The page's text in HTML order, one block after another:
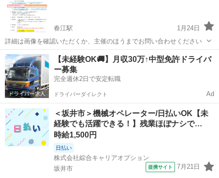
参加費300円 活...
春江駅
1月24日
詳細は画像を確認いただくか、主催のほうまでお問い合わせください
福井 坂井市 春江駅 バドミントン 大会
【未経験OK🚚】月収30万↑中型免許ドライバ
ー募集
完全週休2日で安定転職
ドライバーダイレクト Ad
＜坂井市＞機械オペレーター/日払いOK【未
経験でも活躍できる！】残業ほぼナシで…
時給1,500円
日払い
株式会社綜合キャリアオプション
坂井市
提携サイト 7月21日